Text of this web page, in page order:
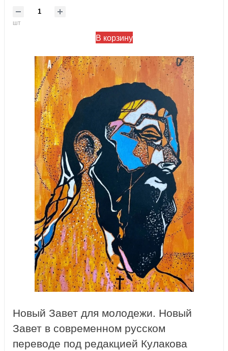
шт
В корзину
Новый Завет для молодежи. Новый
Завет в современном русском
переводе под редакцией Кулакова